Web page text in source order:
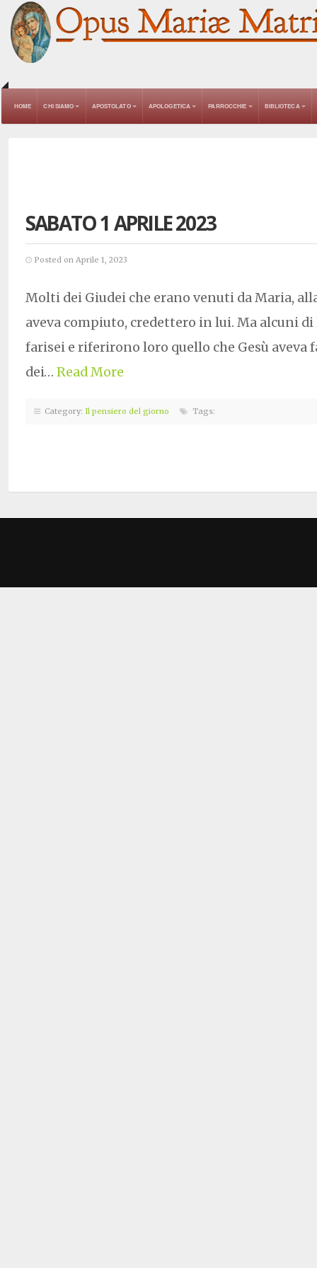
HOME CHI SIAMO APOSTOLATO APOLOGETICA PARROCCHIE BIBLIOTECA
SABATO 1 APRILE 2023
Posted on Aprile 1, 2023
Molti dei Giudei che erano venuti da Maria,
aveva compiuto, credettero in lui. Ma alcuni
farisei e riferirono loro quello che Gesù aveva
dei… Read More
Category: Il pensiero del giorno Tags: